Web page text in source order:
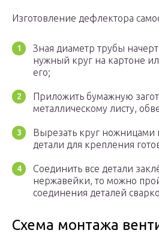
Изготовление дефлектора
Зная диаметр трубы
нужный круг на картоне
его;
Приложить бумажную
металлическому листу,
Вырезать круг ножницами
детали для крепления
Соединить все детали
нержавейки, то можно
соединения деталей
Схема монтажа